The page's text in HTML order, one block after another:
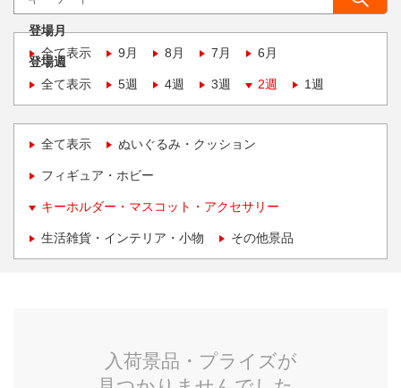
登場月
全て表示
9月 8月 7月 6月
登場週
全て表示
5週 4週 3週 2週 1週
全て表示 ぬいぐるみ・クッション
フィギュア・ホビー
キーホルダー・マスコット・アクセサリー
生活雑貨・インテリア・小物 その他景品